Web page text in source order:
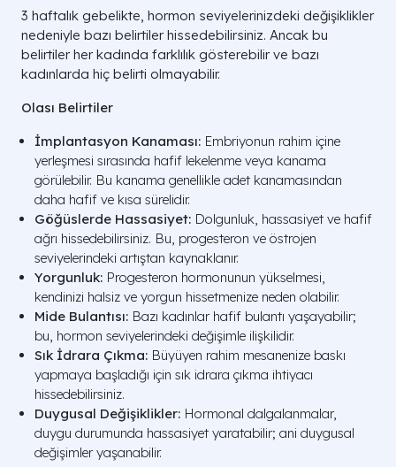
3 haftalık gebelikte, hormon seviyelerinizdeki değişiklikler
nedeniyle bazı belirtiler hissedebilirsiniz. Ancak bu
belirtiler her kadında farklılık gösterebilir ve bazı
kadınlarda hiç belirti olmayabilir.
Olası Belirtiler
İmplantasyon Kanaması: Embriyonun rahim içine
yerleşmesi sırasında hafif lekelenme veya kanama
görülebilir. Bu kanama genellikle adet kanamasından
daha hafif ve kısa sürelidir.
Göğüslerde Hassasiyet: Dolgunluk, hassasiyet ve hafif
ağrı hissedebilirsiniz. Bu, progesteron ve östrojen
seviyelerindeki artıştan kaynaklanır.
Yorgunluk: Progesteron hormonunun yükselmesi,
kendinizi halsiz ve yorgun hissetmenize neden olabilir.
Mide Bulantısı: Bazı kadınlar hafif bulantı yaşayabilir;
bu, hormon seviyelerindeki değişimle ilişkilidir.
Sık İdrara Çıkma: Büyüyen rahim mesanenize baskı
yapmaya başladığı için sık idrara çıkma ihtiyacı
hissedebilirsiniz.
Duygusal Değişiklikler: Hormonal dalgalanmalar,
duygu durumunda hassasiyet yaratabilir; ani duygusal
değişimler yaşanabilir.